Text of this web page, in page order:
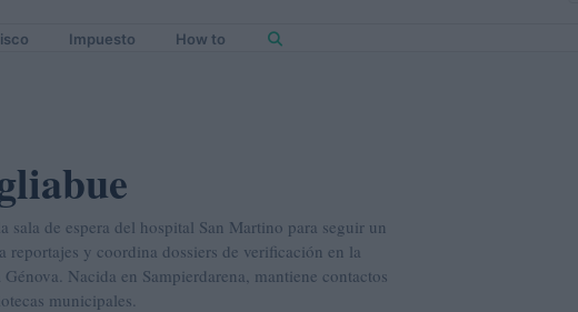
Impuesto How to
sala de espera del hospital San Martino para seguir un
reportajes y coordina dossiers de verificación en la
Nacida en Sampierdarena, mantiene contactos
municipales.